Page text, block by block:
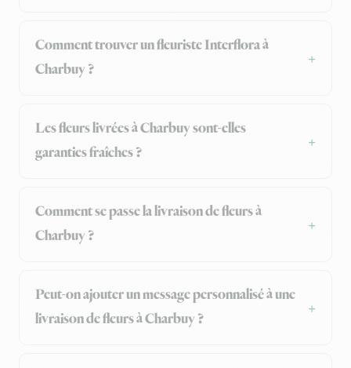
Comment trouver un fleuriste Interflora à
Charbuy ?
Les fleurs livrées à Charbuy sont-elles
garanties fraîches ?
Comment se passe la livraison de fleurs à
Charbuy ?
Peut-on ajouter un message personnalisé à une
livraison de fleurs à Charbuy ?